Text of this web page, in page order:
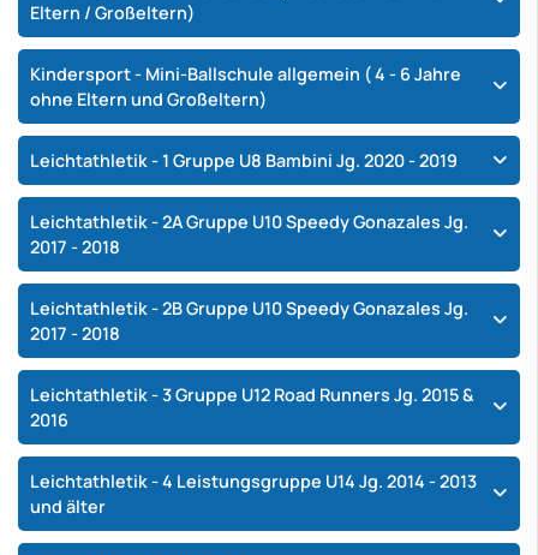
Eltern / Großeltern)
Kindersport - Mini-Ballschule allgemein ( 4 - 6 Jahre
ohne Eltern und Großeltern)
Leichtathletik - 1 Gruppe U8 Bambini Jg. 2020 - 2019
Leichtathletik - 2A Gruppe U10 Speedy Gonazales Jg.
2017 - 2018
Leichtathletik - 2B Gruppe U10 Speedy Gonazales Jg.
2017 - 2018
Leichtathletik - 3 Gruppe U12 Road Runners Jg. 2015 &
2016
Leichtathletik - 4 Leistungsgruppe U14 Jg. 2014 - 2013
und älter